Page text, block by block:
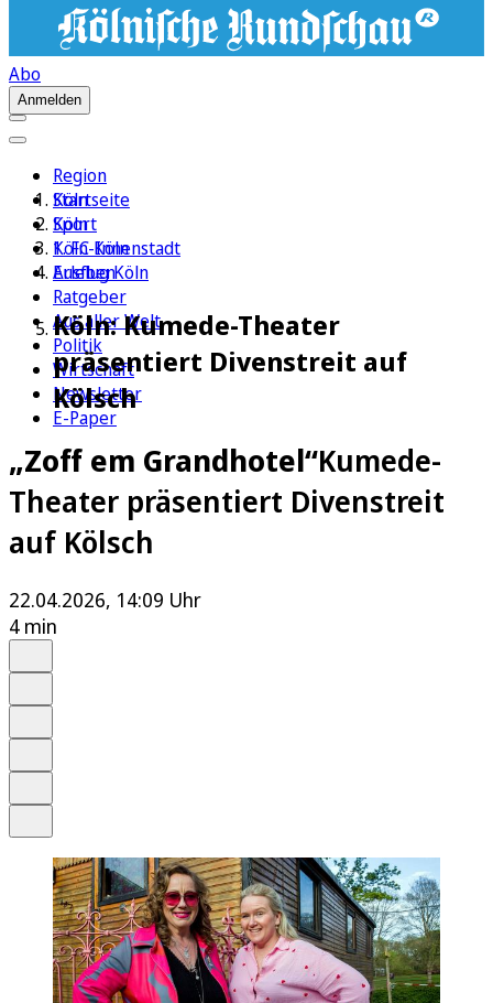
Abo
Anmelden
Region
Köln
Sport
1. FC Köln
Erleben
Ratgeber
Aus aller Welt
Politik
Wirtschaft
Newsletter
E-Paper
Startseite
Köln
Köln-Innenstadt
Ausflug Köln
Köln: Kumede-Theater
präsentiert Divenstreit auf
Kölsch
„Zoff em Grandhotel“Kumede-
Theater präsentiert Divenstreit
auf Kölsch
22.04.2026, 14:09 Uhr
4 min